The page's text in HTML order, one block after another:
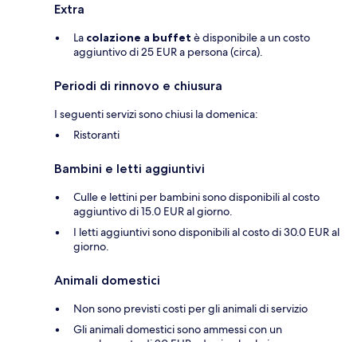
Extra
La colazione a buffet è disponibile a un costo
aggiuntivo di 25 EUR a persona (circa).
Periodi di rinnovo e chiusura
I seguenti servizi sono chiusi la domenica:
Ristoranti
Bambini e letti aggiuntivi
Culle e lettini per bambini sono disponibili al costo
aggiuntivo di 15.0 EUR al giorno.
I letti aggiuntivi sono disponibili al costo di 30.0 EUR al
giorno.
Animali domestici
Non sono previsti costi per gli animali di servizio
Gli animali domestici sono ammessi con un